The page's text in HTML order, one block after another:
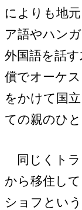
によりも地
ア語やハン
外国語を話
償でオーケ
をかけて国
ての親のひ
同じくトラ
から移住し
ショフとい